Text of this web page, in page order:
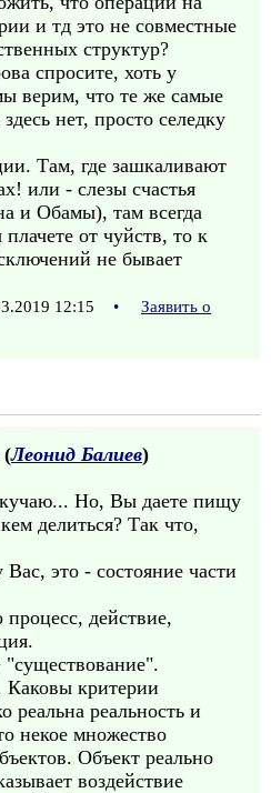
и тд это не совместные
структур?
спросите, хоть у
верим, что те же самые
нет, просто селедку
Там, где зашкаливают
или - слезы счастья
и Обамы), там всегда
от чуйств, то к
не бывает
12:15 •
Заявить о
(Леонид Балиев)
Но, Вы даете пищу
делиться? Так что,
это - состояние части
действие,
Каковы критерии
реальна реальность и
некое множество
Объект реально
воздействие